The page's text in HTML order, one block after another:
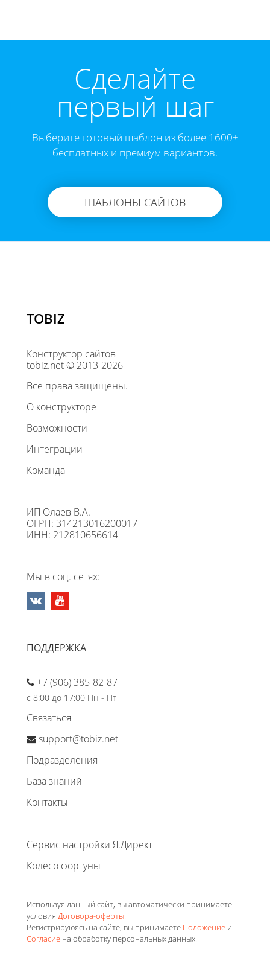
Cделайте
первый шаг
Выберите готовый шаблон из более 1600+
бесплатных и премиум вариантов.
ШАБЛОНЫ САЙТОВ
TOBIZ
Конструктор сайтов
tobiz.net © 2013-2026
Все права защищены.
О конструкторе
Возможности
Интеграции
Команда
ИП Олаев В.А.
ОГРН: 314213016200017
ИНН: 212810656614
Мы в соц. сетях:
ПОДДЕРЖКА
+7 (906) 385-82-87
с 8:00 до 17:00 Пн - Пт
Связаться
support@tobiz.net
Подразделения
База знаний
Контакты
Сервис настройки Я.Директ
Колесо фортуны
Используя данный сайт, вы автоматически принимаете
условия Договора-оферты.
Регистрируюясь на сайте, вы принимаете Положение и
Согласие на обработку персональных данных.